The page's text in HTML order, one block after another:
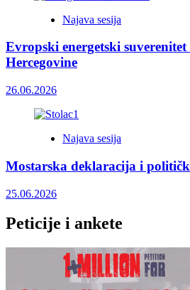
Najava sesija
Evropski energetski
Hercegovine
26.06.2026
Najava sesija
Mostarska deklaracija i
25.06.2026
Peticije i ankete